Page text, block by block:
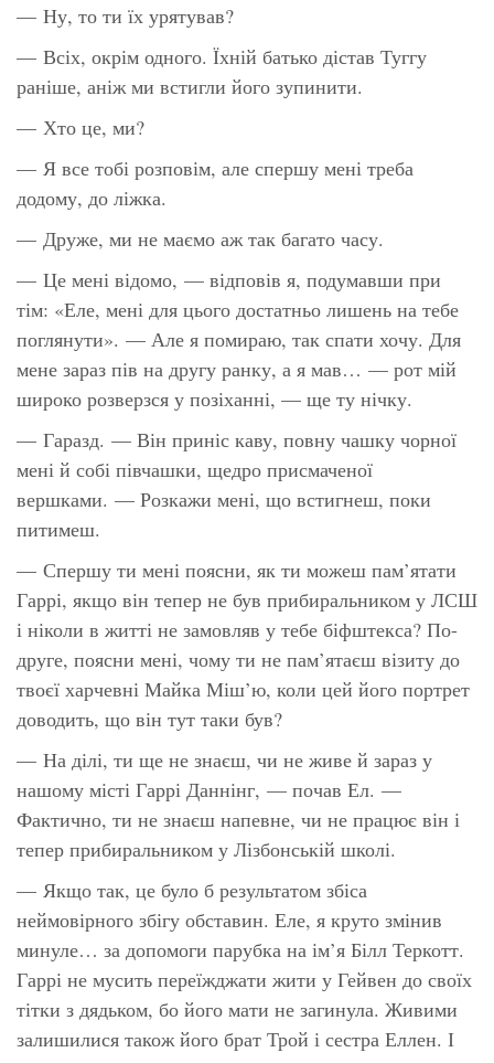
— Ну, то ти їх урятував?
— Всіх, окрім одного. Їхній батько дістав Туггу
раніше, аніж ми встигли його зупинити.
— Хто це, ми?
— Я все тобі розповім, але спершу мені треба
додому, до ліжка.
— Друже, ми не маємо аж так багато часу.
— Це мені відомо, — відповів я, подумавши при
тім: «Еле, мені для цього достатньо лишень на тебе
поглянути». — Але я помираю, так спати хочу. Для
мене зараз пів на другу ранку, а я мав… — рот мій
широко розверзся у позіханні, — ще ту нічку.
— Гаразд. — Він приніс каву, повну чашку чорної
мені й собі півчашки, щедро присмаченої
вершками. — Розкажи мені, що встигнеш, поки
питимеш.
— Спершу ти мені поясни, як ти можеш пам’ятати
Гаррі, якщо він тепер не був прибиральником у ЛСШ
і ніколи в житті не замовляв у тебе біфштекса? По-
друге, поясни мені, чому ти не пам’ятаєш візиту до
твоєї харчевні Майка Міш’ю, коли цей його портрет
доводить, що він тут таки був?
— На ділі, ти ще не знаєш, чи не живе й зараз у
нашому місті Гаррі Даннінг, — почав Ел. —
Фактично, ти не знаєш напевне, чи не працює він і
тепер прибиральником у Лізбонській школі.
— Якщо так, це було б результатом збіса
неймовірного збігу обставин. Еле, я круто змінив
минуле… за допомоги парубка на ім’я Білл Теркотт.
Гаррі не мусить переїжджати жити у Гейвен до своїх
тітки з дядьком, бо його мати не загинула. Живими
залишилися також його брат Трой і сестра Еллен. І